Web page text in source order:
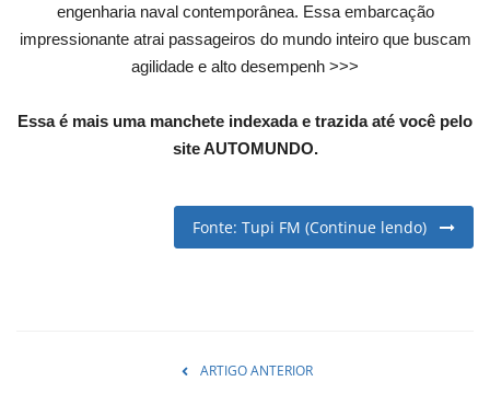
engenharia naval contemporânea. Essa embarcação
impressionante atrai passageiros do mundo inteiro que buscam
agilidade e alto desempenh >>>
Essa é mais uma manchete indexada e trazida até você pelo
site AUTOMUNDO.
Fonte: Tupi FM (Continue lendo)
ARTIGO ANTERIOR